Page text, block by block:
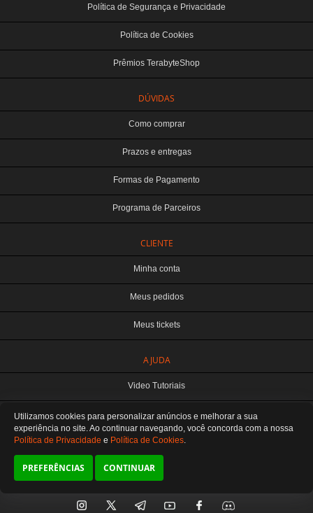
Política de Segurança e Privacidade
Política de Cookies
Prêmios TerabyteShop
DÚVIDAS
Como comprar
Prazos e entregas
Formas de Pagamento
Programa de Parceiros
CLIENTE
Minha conta
Meus pedidos
Meus tickets
AJUDA
Video Tutoriais
Manuseio do Produto
Fale Conosco
SIGA-NOS
TERABYTE ATACADO E VAREJO DE PRODUTOS DE INFORMATICA LTDA
CNPJ: 07.993.973/0001-18 | Curitiba-PR
do Google se aplicam.
De segunda a sexta das 8:30 às 12H / 13H às 18H
SOMOS E-COMMERCE - NÃO TEMOS ATENDIMENTO LOCAL
Preferências de cookies
Utilizamos cookies para personalizar anúncios e melhorar a sua
experiência no site. Ao continuar navegando, você concorda com a nossa
Política de Privacidade e Política de Cookies.
PREFERÊNCIAS CONTINUAR